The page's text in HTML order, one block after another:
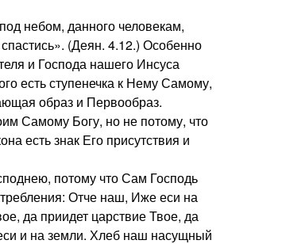
небом, данного человекам,
(Деян. 4.12.) Особенно
и Господа нашего Инсуса
есть ступенечка к Нему Самому,
образ и Первообраз.
Самому Богу, но не потому, что
есть знак Его присутствия и
потому что Сам Господь
Отче наш, Иже еси на
да приидет царствие Твое, да
и на земли. Хлеб наш насущный